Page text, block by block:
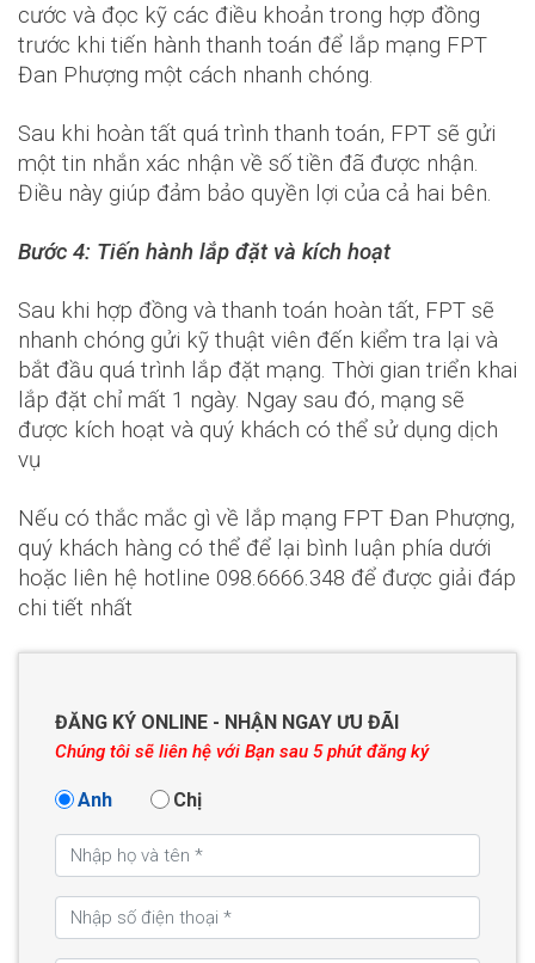
cước và đọc kỹ các điều khoản trong hợp đồng
trước khi tiến hành thanh toán để lắp mạng FPT
Đan Phượng một cách nhanh chóng.
Sau khi hoàn tất quá trình thanh toán, FPT sẽ gửi
một tin nhắn xác nhận về số tiền đã được nhận.
Điều này giúp đảm bảo quyền lợi của cả hai bên.
Bước 4: Tiến hành lắp đặt và kích hoạt
Sau khi hợp đồng và thanh toán hoàn tất, FPT sẽ
nhanh chóng gửi kỹ thuật viên đến kiểm tra lại và
bắt đầu quá trình lắp đặt mạng. Thời gian triển khai
lắp đặt chỉ mất 1 ngày. Ngay sau đó, mạng sẽ
được kích hoạt và quý khách có thể sử dụng dịch
vụ
Nếu có thắc mắc gì về lắp mạng FPT Đan Phượng,
quý khách hàng có thể để lại bình luận phía dưới
hoặc liên hệ hotline 098.6666.348 để được giải đáp
chi tiết nhất
ĐĂNG KÝ ONLINE - NHẬN NGAY ƯU ĐÃI
Chúng tôi sẽ liên hệ với Bạn sau 5 phút đăng ký
Anh Chị